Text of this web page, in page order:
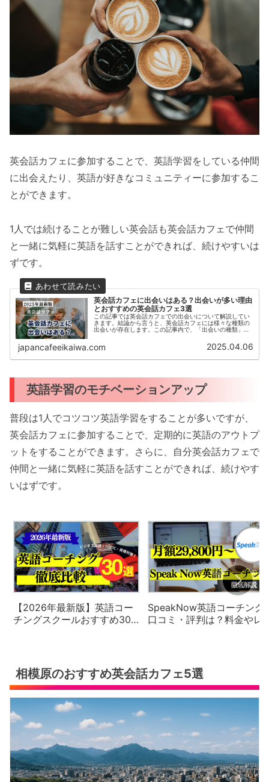
英会話カフェに参加することで、英語学習をしている仲間
に出会えたり、英語が好きなコミュニティーに参加するこ
とができます。
1人では続けることが難しい英会話も英会話カフェで仲間
と一緒に気軽に英語を話すことができれば、続けやすいは
ずです。
英会話カフェに出会いはある？出会いが多い理由
とおすすめの英会話カフェ3選
この記事では英会話カフェでの出会いについて解説してい
きます。結論から言うと、英会話カフェには様々な種類の
出会いが存在します。この記事内で、「出会いの種類」と
japancafeeikaiwa.com 2025.04.06
英語学習のモチベーションアップ
普段は1人でコツコツ英語学習をすることが多いですが、
英会話カフェに参加することで、定期的に英語のアウトプ
ットをすることができます。さらに、自分英会話カフェで
仲間と一緒に気軽に英語を話すことができれば、続けやす
いはずです。
【2026年最新版】英語コー
チングスクールおすすめ30
SpeakNow英語コーチング
口コミ・評判は？料金やレ
相模原のおすすめ英会話カフェ5選